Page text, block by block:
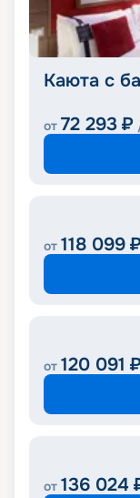
Каюта с
от 72 293 ₽
от 118 099 ₽
от 120 091 ₽
от 136 024